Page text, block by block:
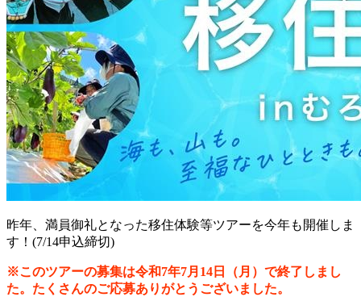
昨年、満員御礼となった移住体験等ツアーを今年も開催しま
す！(7/14申込締切)
※このツアーの募集は令和7年7月14日（月）で終了しまし
た。たくさんのご応募ありがとうございました。